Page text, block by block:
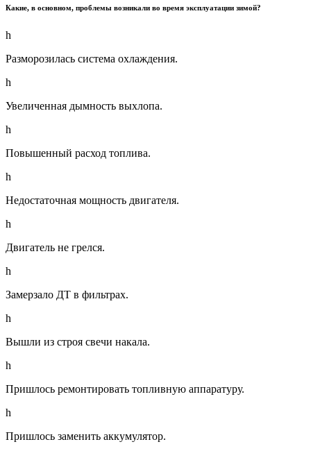
Какие, в основном, проблемы возникали во время эксплуатации зимой?
h
Разморозилась система охлаждения.
h
Увеличенная дымность выхлопа.
h
Повышенный расход топлива.
h
Недостаточная мощность двигателя.
h
Двигатель не грелся.
h
Замерзало ДТ в фильтрах.
h
Вышли из строя свечи накала.
h
Пришлось ремонтировать топливную аппаратуру.
h
Пришлось заменить аккумулятор.